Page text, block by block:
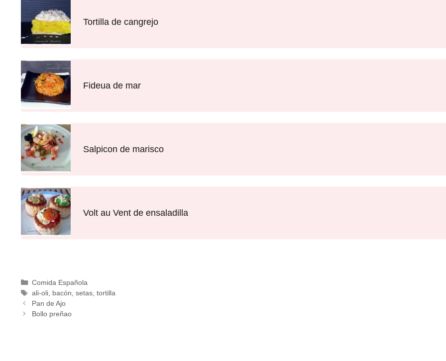
Tortilla de cangrejo
Fideua de mar
Salpicon de marisco
Volt au Vent de ensaladilla
Comida Española
ali-oli, bacón setas, tortilla
Pan de Ajo
Bollo preñao